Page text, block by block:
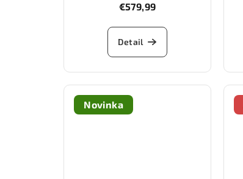
€579,99
Detail
Novinka